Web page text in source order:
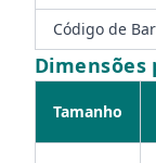
Código de
Dimensões
Tamanho